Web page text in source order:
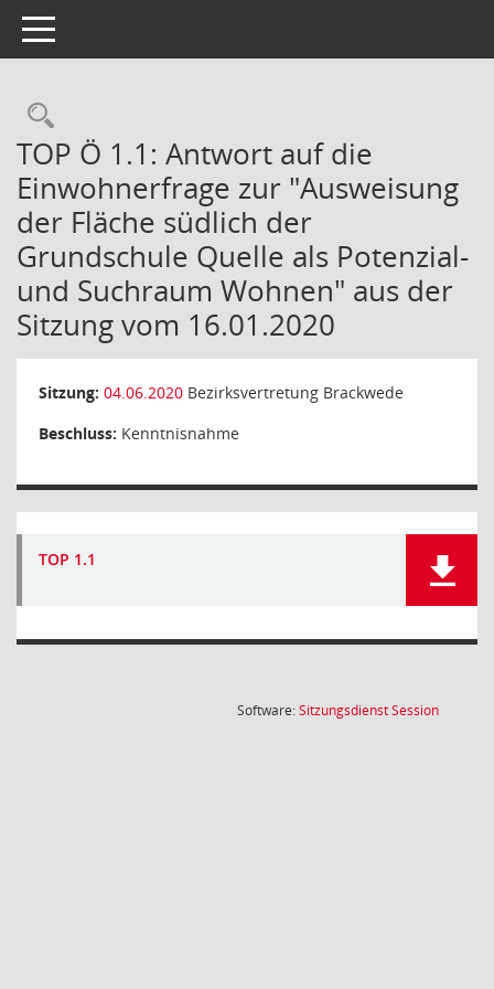
Toggle navigation
Rechercheauswahl
TOP Ö 1.1: Antwort auf die
Einwohnerfrage zur "Ausweisung
der Fläche südlich der
Grundschule Quelle als Potenzial-
und Suchraum Wohnen" aus der
Sitzung vom 16.01.2020
Sitzung: 04.06.2020 Bezirksvertretung Brackwede
Beschluss: Kenntnisnahme
TOP 1.1
Software:SitzungsdienstSession(Wird in